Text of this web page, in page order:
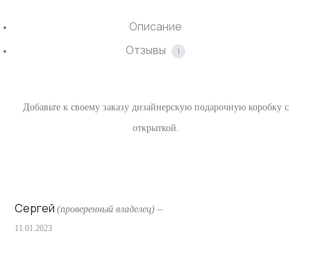
Описание
Отзывы
1
Добавьте к своему заказу дизайнерскую подарочную коробку с
открыткой.
Сергей (проверенный владелец) –
11.01.2023